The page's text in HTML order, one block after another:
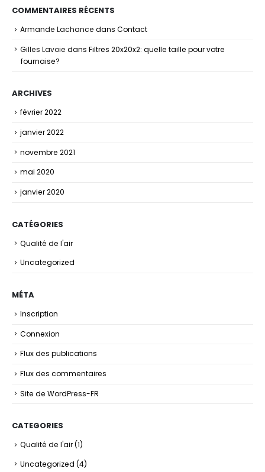
COMMENTAIRES RÉCENTS
Armande Lachance dans Contact
Gilles Lavoie dans Filtres 20x20x2: quelle taille pour votre
fournaise?
ARCHIVES
février 2022
janvier 2022
novembre 2021
mai 2020
janvier 2020
CATÉGORIES
Qualité de l'air
Uncategorized
MÉTA
Inscription
Connexion
Flux des publications
Flux des commentaires
Site de WordPress-FR
CATEGORIES
Qualité de l'air(1)
Uncategorized (4)